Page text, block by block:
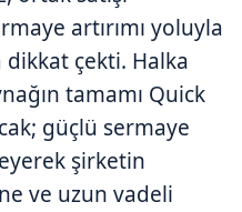
artırımı yoluyla
dikkat çekti. Halka
tamamı Quick
güçlü sermaye
şirketin
ve uzun vadeli